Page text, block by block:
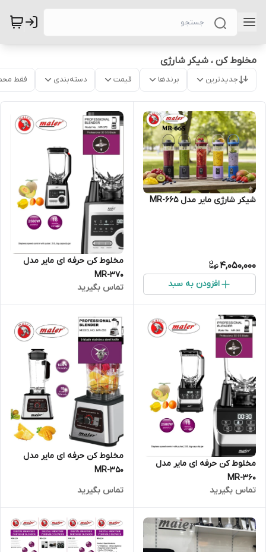
مخلوط کن ، شیکر شارژی
جدیدترین برندها قیمت دسته‌بندی فقط
شیکر شارژی مایر مدل MR-665
4,050,000
افزودن به سبد
مخلوط کن حرفه ای مایر مدل
MR-370
تماس بگیرید
مخلوط کن حرفه ای مایر مدل
MR-360
تماس بگیرید
مخلوط کن حرفه ای مایر مدل
MR-350
تماس بگیرید